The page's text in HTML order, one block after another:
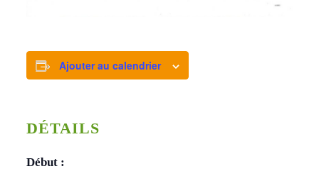
Ajouter au calendrier
DÉTAILS
Début :